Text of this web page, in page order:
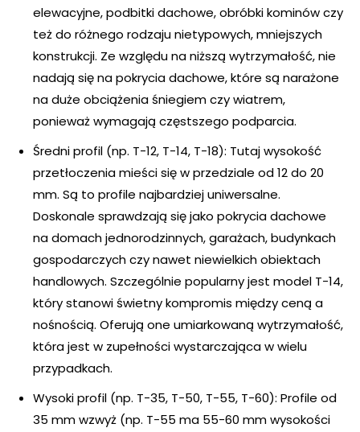
elewacyjne, podbitki dachowe, obróbki kominów czy
też do różnego rodzaju nietypowych, mniejszych
konstrukcji. Ze względu na niższą wytrzymałość, nie
nadają się na pokrycia dachowe, które są narażone
na duże obciążenia śniegiem czy wiatrem,
ponieważ wymagają częstszego podparcia.
Średni profil (np. T-12, T-14, T-18): Tutaj wysokość
przetłoczenia mieści się w przedziale od 12 do 20
mm. Są to profile najbardziej uniwersalne.
Doskonale sprawdzają się jako pokrycia dachowe
na domach jednorodzinnych, garażach, budynkach
gospodarczych czy nawet niewielkich obiektach
handlowych. Szczególnie popularny jest model T-14,
który stanowi świetny kompromis między ceną a
nośnością. Oferują one umiarkowaną wytrzymałość,
która jest w zupełności wystarczająca w wielu
przypadkach.
Wysoki profil (np. T-35, T-50, T-55, T-60): Profile od
35 mm wzwyż (np. T-55 ma 55-60 mm wysokości